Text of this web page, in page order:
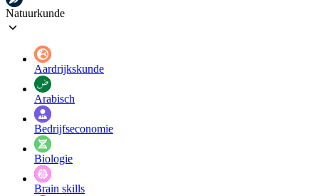
Natuurkunde
Aardrijkskunde
Arabisch
Bedrijfseconomie
Biologie
Brain skills